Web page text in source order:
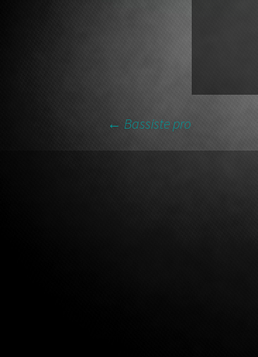
NAVIGATION
← Bassiste pro